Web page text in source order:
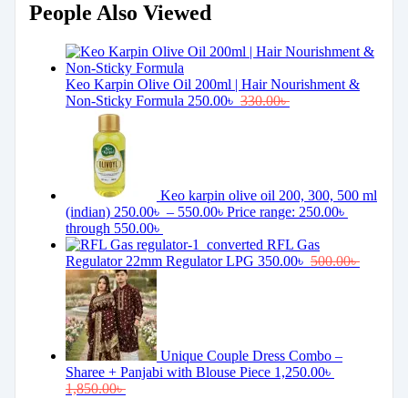
People Also Viewed
Keo Karpin Olive Oil 200ml | Hair Nourishment &
Non-Sticky Formula 250.00৳ 330.00৳
Keo karpin olive oil 200, 300, 500 ml
(indian) 250.00৳ – 550.00৳ Price range: 250.00৳
through 550.00৳
RFL Gas
Regulator 22mm Regulator LPG 350.00৳ 500.00৳
Unique Couple Dress Combo –
Sharee + Panjabi with Blouse Piece 1,250.00৳
1,850.00৳